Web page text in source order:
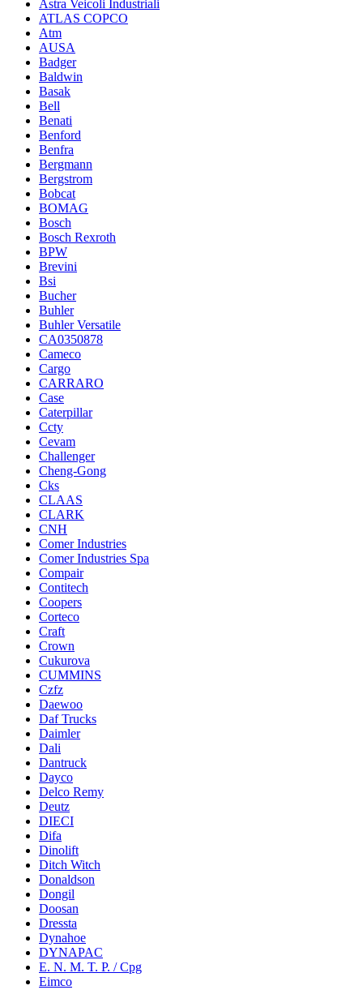
Astra Veicoli Industriali
ATLAS COPCO
Atm
AUSA
Badger
Baldwin
Basak
Bell
Benati
Benford
Benfra
Bergmann
Bergstrom
Bobcat
BOMAG
Bosch
Bosch Rexroth
BPW
Brevini
Bsi
Bucher
Buhler
Buhler Versatile
CA0350878
Cameco
Cargo
CARRARO
Case
Caterpillar
Ccty
Cevam
Challenger
Cheng-Gong
Cks
CLAAS
CLARK
CNH
Comer Industries
Comer Industries Spa
Compair
Contitech
Coopers
Corteco
Craft
Crown
Cukurova
CUMMINS
Czfz
Daewoo
Daf Trucks
Daimler
Dali
Dantruck
Dayco
Delco Remy
Deutz
DIECI
Difa
Dinolift
Ditch Witch
Donaldson
Dongil
Doosan
Dressta
Dynahoe
DYNAPAC
E. N. M. T. P. / Cpg
Eimco